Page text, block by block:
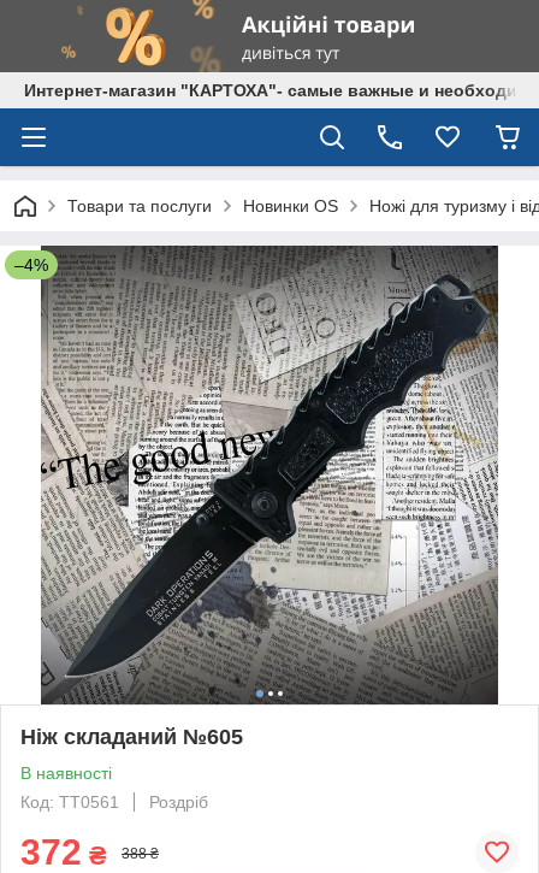
Интернет-магазин "КАРТОХА"- самые важные и
Товари та послуги Новинки OS Ножі для туризму і
–4%
Ніж складаний №605
В наявності
Код: TT0561
Роздріб
372 ₴ 388 ₴